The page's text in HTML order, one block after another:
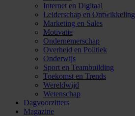
Internet en Digitaal
Leiderschap en Ontwikkeling
Marketing en Sales
Motivatie
Ondernemerschap
Overheid en Politiek
Onderwijs
Sport en Teambuilding
Toekomst en Trends
Wereldwijd
Wetenschap
Dagvoorzitters
Magazine